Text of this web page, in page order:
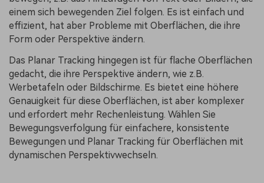
einem sich bewegenden Ziel folgen. Es ist einfach und
effizient, hat aber Probleme mit Oberflächen, die ihre
Form oder Perspektive ändern.
Das Planar Tracking hingegen ist für flache Oberflächen
gedacht, die ihre Perspektive ändern, wie z.B.
Werbetafeln oder Bildschirme. Es bietet eine höhere
Genauigkeit für diese Oberflächen, ist aber komplexer
und erfordert mehr Rechenleistung. Wählen Sie
Bewegungsverfolgung für einfachere, konsistente
Bewegungen und Planar Tracking für Oberflächen mit
dynamischen Perspektivwechseln.